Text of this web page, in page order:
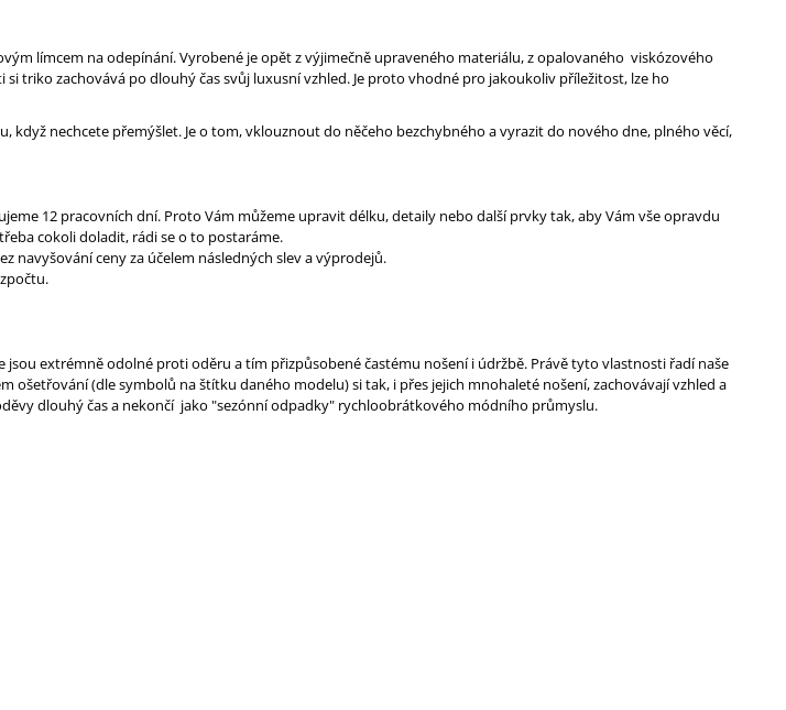
límcem na odepínání. Vyrobené je opět z výjimečně upraveného materiálu, z opalovaného viskózového
triko zachovává po dlouhý čas svůj luxusní vzhled. Je proto vhodné pro jakoukoliv příležitost, lze ho
nechcete přemýšlet. Je o tom, vklouznout do něčeho bezchybného a vyrazit do nového dne, plného věcí,
12 pracovních dní. Proto Vám můžeme upravit délku, detaily nebo další prvky tak, aby Vám vše opravdu
cokoli doladit, rádi se o to postaráme.
navyšování ceny za účelem následných slev a výprodejů.
extrémně odolné proti oděru a tím přizpůsobené častému nošení i údržbě. Právě tyto vlastnosti řadí naše
(dle symbolů na štítku daného modelu) si tak, i přes jejich mnohaleté nošení, zachovávají vzhled a
dlouhý čas a nekončí jako "sezónní odpadky" rychloobrátkového módního průmyslu.